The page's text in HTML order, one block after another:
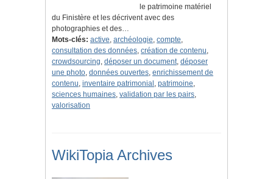
le patrimoine matériel
du Finistère et les décrivent avec des
photographies et des…
Mots-clés: active, archéologie, compte,
consultation des données, création de contenu,
crowdsourcing, déposer un document, déposer
une photo, données ouvertes, enrichissement de
contenu, inventaire patrimonial , patrimoine,
sciences humaines, validation par les pairs,
valorisation
WikiTopia Archives